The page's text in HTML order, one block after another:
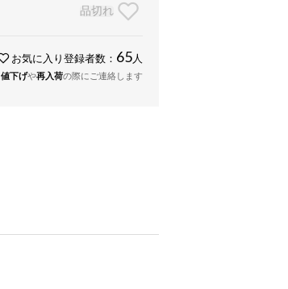
品切れ
お気に入り登録者数： 65 人
値下げや再入荷の際にご連絡します